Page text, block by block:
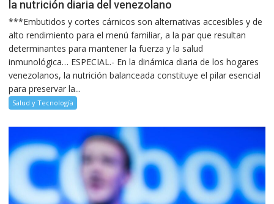
la nutrición diaria del venezolano
***Embutidos y cortes cárnicos son alternativas accesibles y de
alto rendimiento para el menú familiar, a la par que resultan
determinantes para mantener la fuerza y la salud
inmunológica… ESPECIAL.- En la dinámica diaria de los hogares
venezolanos, la nutrición balanceada constituye el pilar esencial
para preservar la...
Salud y Tecnología